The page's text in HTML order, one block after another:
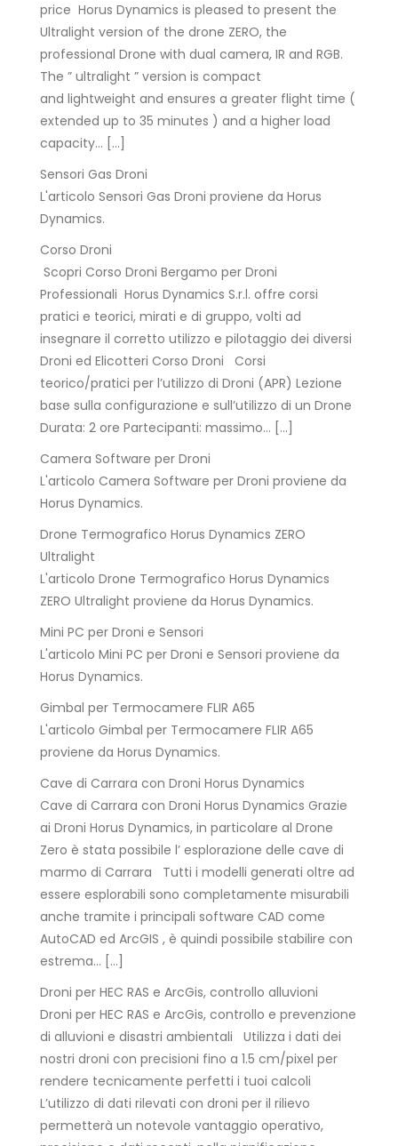
price Horus Dynamics is pleased to present the
Ultralight version of the drone ZERO, the
professional Drone with dual camera, IR and RGB.
The ” ultralight ” version is compact
and lightweight and ensures a greater flight time (
extended up to 35 minutes ) and a higher load
capacity… […]
Sensori Gas Droni
L'articolo Sensori Gas Droni proviene da Horus
Dynamics.
Corso Droni
Scopri Corso Droni Bergamo per Droni
Professionali Horus Dynamics S.r.l. offre corsi
pratici e teorici, mirati e di gruppo, volti ad
insegnare il corretto utilizzo e pilotaggio dei diversi
Droni ed Elicotteri Corso Droni Corsi
teorico/pratici per l’utilizzo di Droni (APR) Lezione
base sulla configurazione e sull’utilizzo di un Drone
Durata: 2 ore Partecipanti: massimo… […]
Camera Software per Droni
L'articolo Camera Software per Droni proviene da
Horus Dynamics.
Drone Termografico Horus Dynamics ZERO
Ultralight
L'articolo Drone Termografico Horus Dynamics
ZERO Ultralight proviene da Horus Dynamics.
Mini PC per Droni e Sensori
L'articolo Mini PC per Droni e Sensori proviene da
Horus Dynamics.
Gimbal per Termocamere FLIR A65
L'articolo Gimbal per Termocamere FLIR A65
proviene da Horus Dynamics.
Cave di Carrara con Droni Horus Dynamics
Cave di Carrara con Droni Horus Dynamics Grazie
ai Droni Horus Dynamics, in particolare al Drone
Zero è stata possibile l’ esplorazione delle cave di
marmo di Carrara Tutti i modelli generati oltre ad
essere esplorabili sono completamente misurabili
anche tramite i principali software CAD come
AutoCAD ed ArcGIS , è quindi possibile stabilire con
estrema… […]
Droni per HEC RAS e ArcGis, controllo alluvioni
Droni per HEC RAS e ArcGis, controllo e prevenzione
di alluvioni e disastri ambientali Utilizza i dati dei
nostri droni con precisioni fino a 1.5 cm/pixel per
rendere tecnicamente perfetti i tuoi calcoli
L’utilizzo di dati rilevati con droni per il rilievo
permetterà un notevole vantaggio operativo,